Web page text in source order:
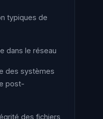
typiques de
dans le réseau
des systèmes
post-
des fichiers